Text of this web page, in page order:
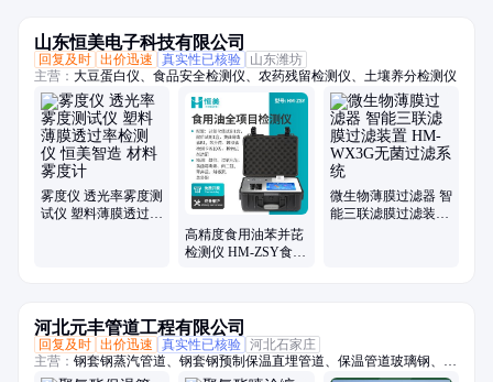
山东恒美电子科技有限公司
回复及时 出价迅速 真实性已核验
山东潍坊
主营： 大豆蛋白仪、食品安全检测仪、农药残留检测仪、土壤养分检测仪
雾度仪 透光率雾度测
试仪 塑料薄膜透过率
高精度食用油苯并芘
检测仪 HM-ZSY食用
微生物薄膜过滤器 智
能三联滤膜过滤装置
河北元丰管道工程有限公司
回复及时 出价迅速 真实性已核验 河北石家庄
主营： 钢套钢蒸汽管道、钢套钢预制保温直埋管道、保温管道玻璃钢、蒸